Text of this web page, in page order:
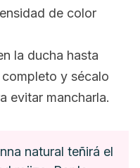
de color
la ducha hasta
y sécalo
evitar mancharla.
natural teñirá el